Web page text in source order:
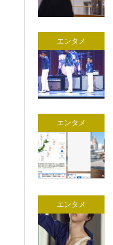
エンタメ
エンタメ
エンタメ